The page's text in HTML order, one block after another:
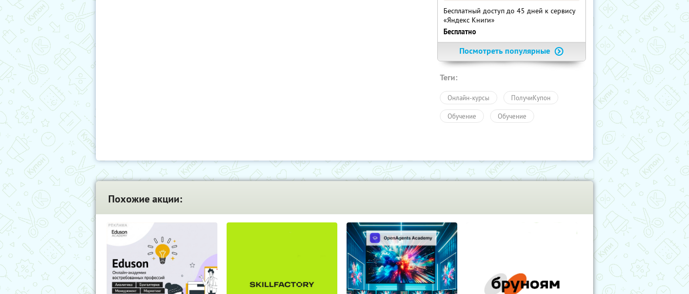
Бесплатный доступ до 45 дней к сервису
«Яндекс Книги»
Бесплатно
Посмотреть популярные
Теги:
Онлайн-курсы ПолучиКупон
Обучение Обучение
Похожие акции: